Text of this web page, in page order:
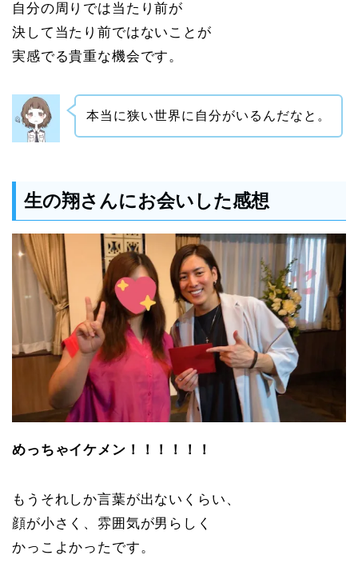
自分の周りでは当たり前が
決して当たり前ではないことが
実感でる貴重な機会です。
本当に狭い世界に自分がいるんだなと。
生の翔さんにお会いした感想
めっちゃイケメン！！！！！！
もうそれしか言葉が出ないくらい、
顔が小さく、雰囲気が男らしく
かっこよかったです。